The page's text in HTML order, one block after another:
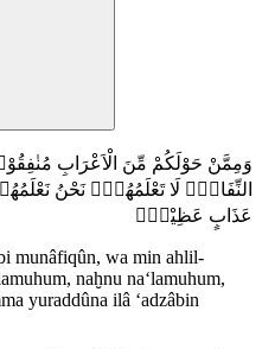
وَمِمَّنْ حَوْلَكُمْ مِّنَ الْاَعْرَابِ
النِّفَاقِۗ لَا تَعْلَمُهُمْۗ نَحْنُ
عَذَابٍ عَظِيْمٍۚ
munâfiqûn, wa min ahlil-
naḫnu na‘lamuhum,
yuraddûna ilâ ‘adzâbin